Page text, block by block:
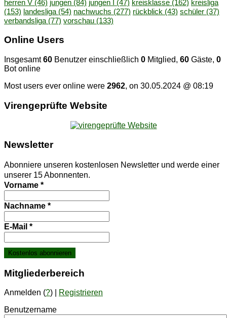
herren V (46) jungen (84) jungen I (47) kreisklasse (162) kreisliga
(153) landesliga (54) nachwuchs (277) rückblick (43) schüler (37)
verbandsliga (77) vorschau (133)
On­line Users
Insgesamt60 Benutzer einschließlich 0 Mitglied, 60 Gäste, 0
Bot online
Most users ever online were 2962, on 30.05.2024 @ 08:19
Vi­ren­ge­prüf­te Website
News­let­ter
Abonniere unseren kostenlosen Newsletter und werde einer
unserer 15 Abonnenten.
Vorname *
Nachname *
E-Mail *
Mit­glie­der­be­reich
Anmelden (?) |
Registrieren
Benutzername